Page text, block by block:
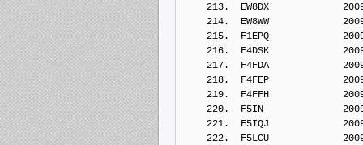
213.  EW8DX
214.  EW8WW
215.  F1EPQ
216.  F4DSK
217.  F4FDA
218.  F4FEP
219.  F4FFH
220.  F5IN
221.  F5IQJ
222.  F5LCU